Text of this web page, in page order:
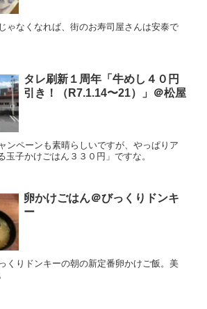
ゃなくなれば、街のお寿司屋さんは安泰で
タレ刷新１周年「牛めし４０円
引き！（R7.1.14〜21）」＠松屋
ンペーンも素晴らしいですが、やっぱりア
玉子かけごはん３３０円」ですな。
卵かけごはん＠びっくりドンキ
ー
くりドンキーの朝の新定番卵かけご飯。美